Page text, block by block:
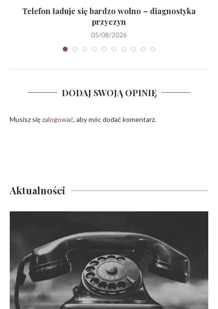
Telefon ładuje się bardzo wolno – diagnostyka
przyczyn
05/08/2026
DODAJ SWOJĄ OPINIĘ
Musisz sięzalogować, aby móc dodać komentarz.
Aktualności